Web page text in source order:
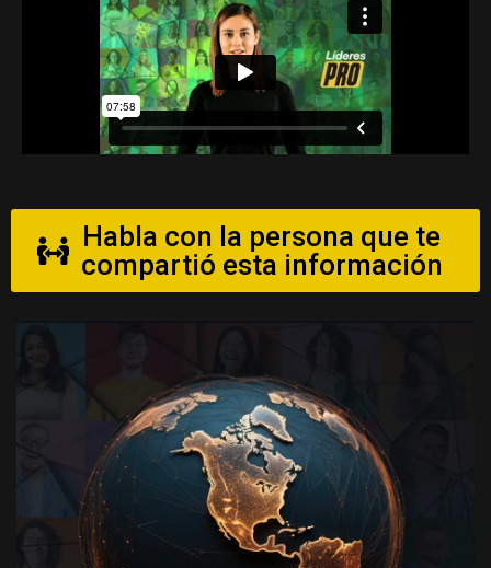
Habla con la persona que te
compartió esta información